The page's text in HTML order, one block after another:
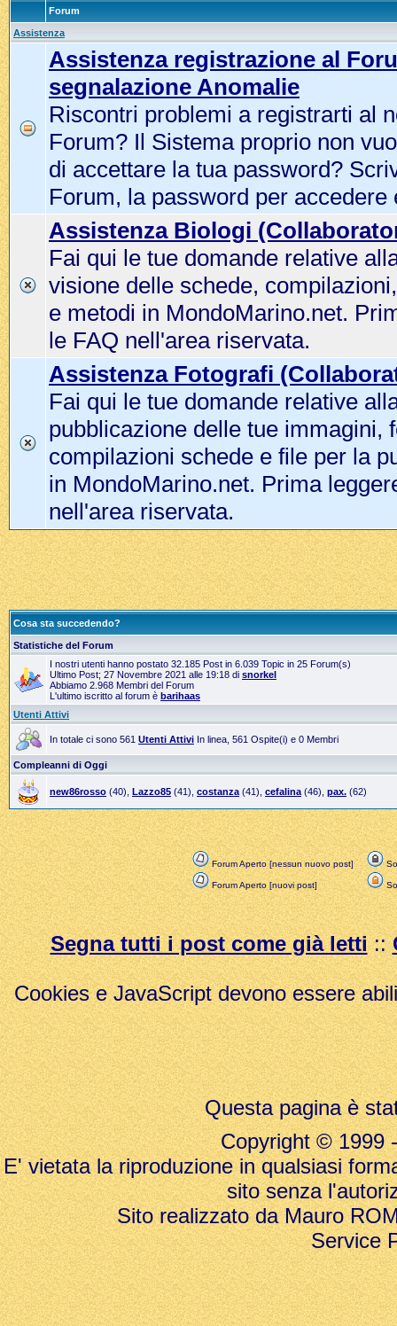
Forum
Assistenza
Assistenza registrazione al
segnalazione Anomalie
Riscontri problemi a registrarti al
Forum? Il Sistema proprio non
di accettare la tua password?
Forum, la password per accedere
Assistenza Biologi
Fai qui le tue domande relative
visione delle schede,
e metodi in MondoMarino.net.
le FAQ nell'area riservata.
Assistenza Fotografi
Fai qui le tue domande relative
pubblicazione delle tue immagini,
compilazioni schede e file per la
in MondoMarino.net. Prima
nell'area riservata.
Cosa sta succedendo?
Statistiche del Forum
I nostri utenti hanno postato 32.185 Post in 6.039 Topic in 25 Forum(s)
Ultimo Post; 27 Novembre 2021 alle 19:18 di snorkel
Abbiamo 2.968 Membri del Forum
L'ultimo iscritto al forum è barihaas
Utenti Attivi
In totale ci sono 561 Utenti Attivi In linea, 561 Ospite(i) e 0 Membri
Compleanni di Oggi
new86rosso (40), Lazzo85 (41), costanza (41), cefalina (46), pax. (62)
Forum Aperto [nessun nuovo post]
Forum Aperto [nuovi post]
Segna tutti i post come già letti::
Cookies e JavaScript devono essere
Questa pagina è
Copyright © 1999
E' vietata la riproduzione in qualsiasi
sito senza
Sito realizzato da Mauro
Service